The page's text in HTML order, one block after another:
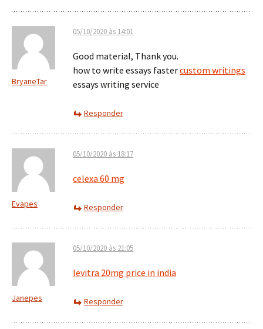
BryaneTar
05/10/2020 às 14:01
Good material, Thank you.
how to write essays fastercustom writings
essays writing service
Responder
Evapes
05/10/2020 às 18:17
celexa 60 mg
Responder
Janepes
05/10/2020 às 21:05
levitra 20mg price in india
Responder